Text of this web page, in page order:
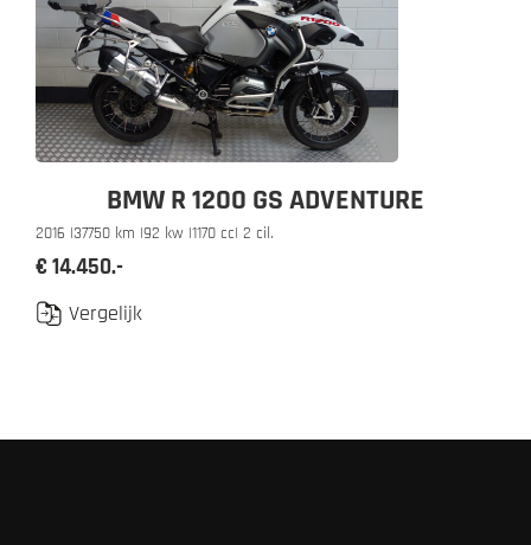
BMW R 1200 GS ADVENTURE
2016 |37750 km |92 kw |1170 cc| 2 cil.
€ 14.450.-
Vergelijk